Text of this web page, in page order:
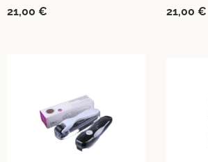
21,00 €
21,00 €